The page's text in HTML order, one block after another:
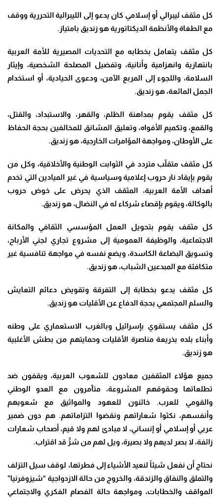
كل مثقف ليبرالي أو إسلامي كان يدعو إلى الليبرالية التحررية ووقف
مع الطغاة والأنظمة الديكتاتورية هو زنديق بامتياز.
كل مثقف يتعامل بخطابه مع التحديات المصيرية للأمة العربية
بانتهازية وانهزامية وأنانية، وتفضيل المصلحة الشخصية، وإيثار
السلامة، واللجوء إلى المربع الآمن، ودعوى الحيادية، أو استخدام
الجمل المائعة، هو زنديق.
كل مثقف يقوم بمداهنة الظلم، والقهر، والاستبداد، والقتل،
والقمع، وتكميم الأفواه، وتعليق المشانق للمخالفين بحجة الحفاظ
على الأوطان، ومواجهة المؤامرات الخارجية، هو زنديق.
كل مثقف متقلّب متردد في الثوابت الوطنية والأخلاقية، وكل من
يقوم بإيقاد نار حروب إعلامية وسياسية في غير الميادين التي تخدم
أهداف الأمة العربية، المثقف الذي يحرض على خوض حروب
بالوكالة، ويقوم بإقصاء شركاء له في النضال، هو زنديق.
كل مثقف يقوم بتحويل العمل المؤسسي الثقافي والمكانة
الاجتماعية، والوظيفة العمومية إلى مشروع تجاري لجني الأرباح،
وتسويق البضاعة الكاسدة، ويضع نفسه في مواجهة تنافسية غير
متكافئة مع المبدعين الشباب، هو زنديق.
كل مثقف يدعو بخطابة إلى التفرقة وتقويض دعائم التعايش
والسلم المجتمعي بحجة الدفاع عن الأقليات هو زنديق.
كل مثقف يستقوي بإسرائيل وبالغرب الاستعماري على وطنه
وأبناء بلده بذريعة مناصرة الأقليات وحمايتهم من بطش الأغلبية
هو زنديق.
جميع هؤلاء المثقفين معادون للشعوب العربية، ويقفون ضد
تطلعاتها وحقوقهم المشروعة، متآمرون مع العدو الوطني
والقومي للعرب. خائنون للعهود والمواثيق مع شعوبهم
وأنفسهم، نكثوا شعاراتهم ونقضوا التزاماتهم. هم دون ضمير
عربي أو إسلامي أو إنساني، لا مبادئ لهم ولا قيم، أصحاب شعارات
زائفة، لا بصر لديهم ولا بصيرة، ويل لهم من شرٍّ قد اقتراب.
نحتاج أن نفعل شيئاً لنعيد الأشياء إلى فطرتها، لوقف سيل التزلف
والتملق والنفاق والزندقة، والخروج من حالة الازدواجية “شيزوفرنيا”
المواقف والخطابات، ومواجهة حالة الفصام الفكري والاجتماعي